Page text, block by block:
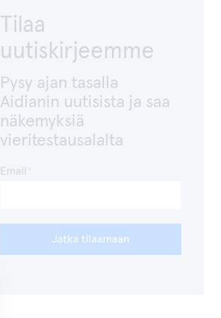
Tilaa
uutiskirjeemme
Pysy ajan tasalla
Aidianin uutisista ja saa
näkemyksiä
vieritestausalalta
Email
Jatka tilaamaan